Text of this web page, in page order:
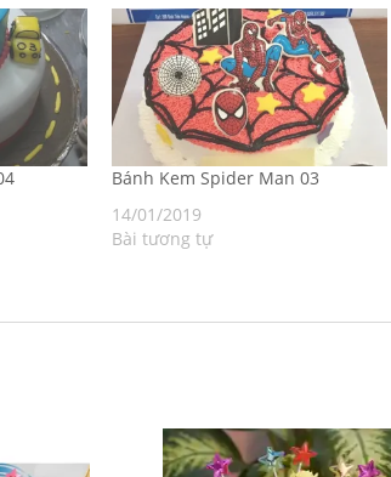
Bánh Kem Spider Man 03
14/01/2019
Bài tương tự